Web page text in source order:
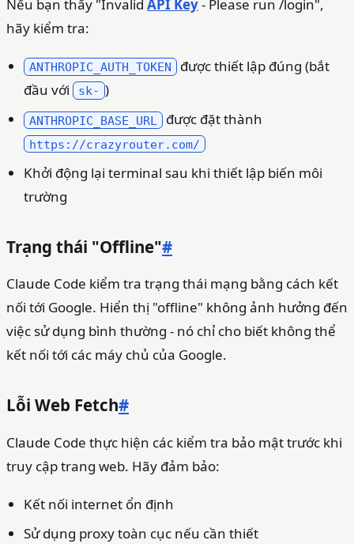
Nếu bạn thấy "Invalid API Key- Please run /login",
hãy kiểm tra:
ANTHROPIC_AUTH_TOKEN được thiết lập đúng (bắt
đầu với
sk- )
ANTHROPIC_BASE_URL được đặt thành
https://crazyrouter.com/
Khởi động lại terminal sau khi thiết lập biến môi
trường
Trạng thái "Offline"#
Claude Code kiểm tra trạng thái mạng bằng cách kết
nối tới Google. Hiển thị "offline" không ảnh hưởng đến
việc sử dụng bình thường - nó chỉ cho biết không thể
kết nối tới các máy chủ của Google.
Lỗi Web Fetch#
Claude Code thực hiện các kiểm tra bảo mật trước khi
truy cập trang web. Hãy đảm bảo:
Kết nối internet ổn định
Sử dụng proxy toàn cục nếu cần thiết